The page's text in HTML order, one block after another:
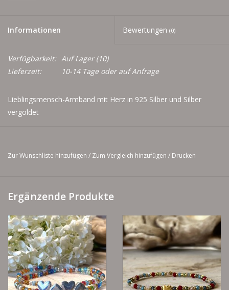
Informationen Bewertungen (0)
Verfügbarkeit: Auf Lager(10)
Lieferzeit:
10-14 Tage oder auf Anfrage
Lieblingsmensch-Armband mit Herz in 925 Silber und Silber
vergoldet
Zur Wunschliste hinzufügen / Zum Vergleich hinzufügen / Drucken
Ergänzende Produkte